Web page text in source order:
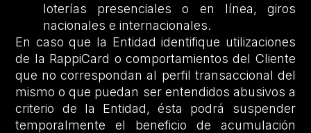
loterías presenciales o en línea, giros
nacionales e internacionales.
En caso que la Entidad identifique utilizaciones
de la RappiCard o comportamientos del Cliente
que no correspondan al perfil transaccional del
mismo o que puedan ser entendidos abusivos a
criterio de la Entidad, ésta podrá suspender
temporalmente el beneficio de acumulación